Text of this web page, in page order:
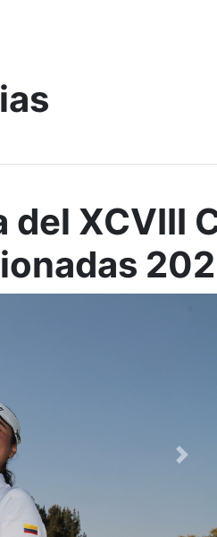
del XCVIII